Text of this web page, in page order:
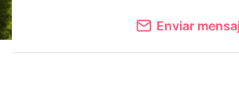
Enviar